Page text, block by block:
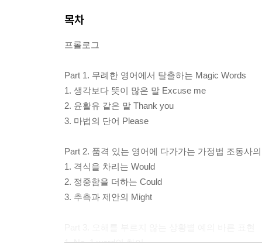
목차
프롤로그
Part 1. 무례한 영어에서 탈출하는 Magic Words
1. 생각보다 뜻이 많은 말 Excuse me
2. 윤활유 같은 말 Thank you
3. 마법의 단어 Please
Part 2. 품격 있는 영어에 다가가는 가정법 조동사
1. 격식을 차리는 Would
2. 정중함을 더하는 Could
3. 추측과 제안의 Might
1. No. 1 word의 차이